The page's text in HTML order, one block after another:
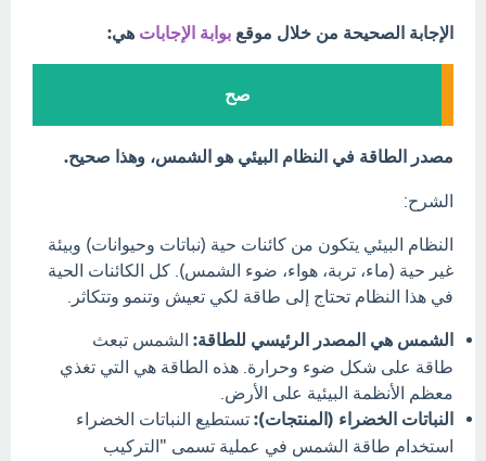
الإجابة الصحيحة من خلال موقع بوابة الإجابات هي:
صح
مصدر الطاقة في النظام البيئي هو الشمس، وهذا صحيح.
الشرح:
النظام البيئي يتكون من كائنات حية (نباتات وحيوانات) وبيئة
غير حية (ماء، تربة، هواء، ضوء الشمس). كل الكائنات الحية
في هذا النظام تحتاج إلى طاقة لكي تعيش وتنمو وتتكاثر.
الشمس هي المصدر الرئيسي للطاقة: الشمس تبعث
طاقة على شكل ضوء وحرارة. هذه الطاقة هي التي تغذي
معظم الأنظمة البيئية على الأرض.
النباتات الخضراء (المنتجات): تستطيع النباتات الخضراء
استخدام طاقة الشمس في عملية تسمى "التركيب